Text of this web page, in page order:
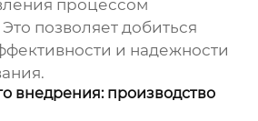
процессом
позволяет добиться
и надежности
внедрения: производство